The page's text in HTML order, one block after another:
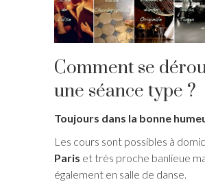
Comment se
une séance type ?
Toujours dans la bonne
Les cours sont possibles à
Paris et très proche banlieue
également en salle de danse.